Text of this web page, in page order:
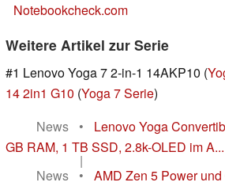
Notebookcheck.com
Weitere Artikel zur Serie
#1 Lenovo Yoga 7 2-in-1 14AKP10 (
14 2in1 G10 (Yoga 7 Serie)
News
•
Lenovo Yoga
GB RAM, 1 TB SSD, 2.8k-OLED im A...
|
News
•
AMD Zen 5 Power